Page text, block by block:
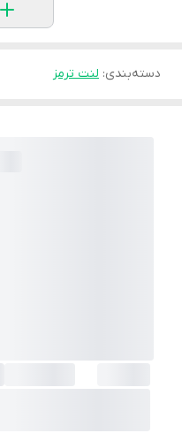
دسته‌بندی: لنت ترمز